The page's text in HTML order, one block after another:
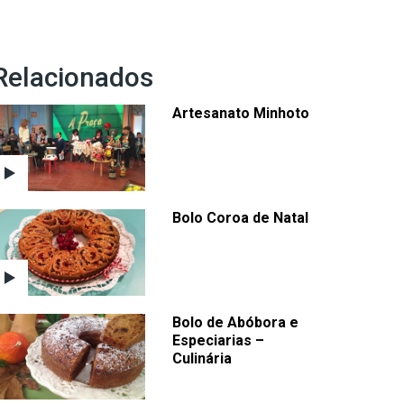
Artesanato Minhoto
Bolo Coroa de Natal
Bolo de Abóbora e
Especiarias –
Culinária